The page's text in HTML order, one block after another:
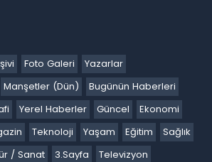
Foto Galeri
Yazarlar
Manşetler (Dün)
Bugünün Haberleri
Yerel Haberler Güncel
Ekonomi
Teknoloji Yaşam Eğitim
Sağlık
/ Sanat 3.Sayfa
Televizyon